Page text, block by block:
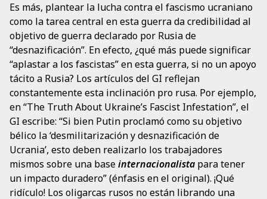
Es más, plantear la lucha contra el fascismo ucraniano
como la tarea central en esta guerra da credibilidad al
objetivo de guerra declarado por Rusia de
“desnazificación”. En efecto, ¿qué más puede significar
“aplastar a los fascistas” en esta guerra, si no un apoyo
tácito a Rusia? Los artículos del GI reflejan
constantemente esta inclinación pro rusa. Por ejemplo,
en “The Truth About Ukraine’s Fascist Infestation”, el
GI escribe: “Si bien Putin proclamó como su objetivo
bélico la ‘desmilitarización y desnazificación de
Ucrania’, esto deben realizarlo los trabajadores
mismos sobre una baseinternacionalista para tener
un impacto duradero” (énfasis en el original). ¡Qué
ridículo! Los oligarcas rusos no están librando una